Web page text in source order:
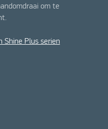
om te
Shine Plus serien